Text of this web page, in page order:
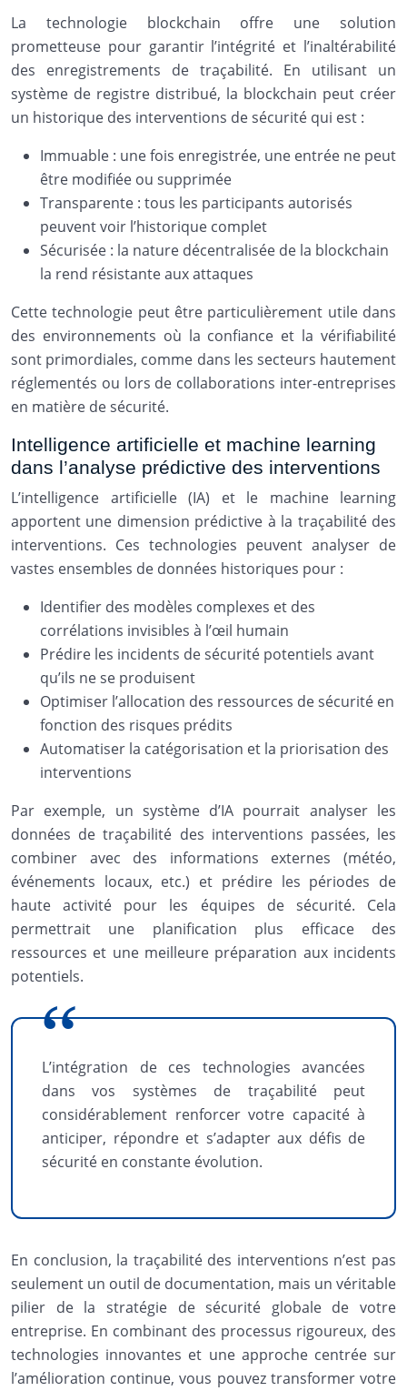
La technologie blockchain offre une solution
prometteuse pour garantir l’intégrité et l’inaltérabilité
des enregistrements de traçabilité. En utilisant un
système de registre distribué, la blockchain peut créer
un historique des interventions de sécurité qui est :
Immuable : une fois enregistrée, une entrée ne peut
être modifiée ou supprimée
Transparente : tous les participants autorisés
peuvent voir l’historique complet
Sécurisée : la nature décentralisée de la blockchain
la rend résistante aux attaques
Cette technologie peut être particulièrement utile dans
des environnements où la confiance et la vérifiabilité
sont primordiales, comme dans les secteurs hautement
réglementés ou lors de collaborations inter-entreprises
en matière de sécurité.
Intelligence artificielle et machine learning
dans l’analyse prédictive des interventions
L’intelligence artificielle (IA) et le machine learning
apportent une dimension prédictive à la traçabilité des
interventions. Ces technologies peuvent analyser de
vastes ensembles de données historiques pour :
Identifier des modèles complexes et des
corrélations invisibles à l’œil humain
Prédire les incidents de sécurité potentiels avant
qu’ils ne se produisent
Optimiser l’allocation des ressources de sécurité en
fonction des risques prédits
Automatiser la catégorisation et la priorisation des
interventions
Par exemple, un système d’IA pourrait analyser les
données de traçabilité des interventions passées, les
combiner avec des informations externes (météo,
événements locaux, etc.) et prédire les périodes de
haute activité pour les équipes de sécurité. Cela
permettrait une planification plus efficace des
ressources et une meilleure préparation aux incidents
potentiels.
L’intégration de ces technologies avancées
dans vos systèmes de traçabilité peut
considérablement renforcer votre capacité à
anticiper, répondre et s’adapter aux défis de
sécurité en constante évolution.
En conclusion, la traçabilité des interventions n’est pas
seulement un outil de documentation, mais un véritable
pilier de la stratégie de sécurité globale de votre
entreprise. En combinant des processus rigoureux, des
technologies innovantes et une approche centrée sur
l’amélioration continue, vous pouvez transformer votre